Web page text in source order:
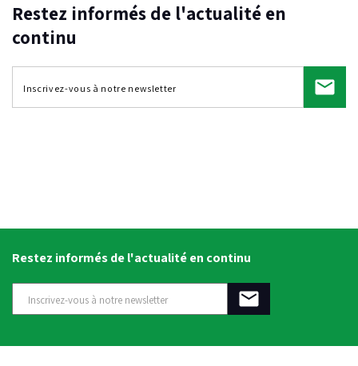
Restez informés de l'actualité en
continu
Restez informés de l'actualité en continu